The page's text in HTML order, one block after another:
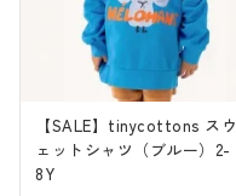
【SALE】tinycottons スウ
ェットシャツ（ブルー）2-
8Y